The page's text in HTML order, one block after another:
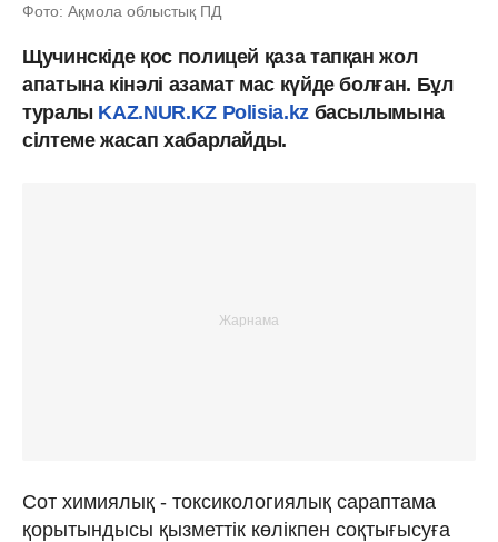
Фото: Ақмола облыстық ПД
Щучинскіде қос полицей қаза тапқан жол
апатына кінәлі азамат мас күйде болған. Бұл
туралы KAZ.NUR.KZ Polisia.kz басылымына
сілтеме жасап хабарлайды.
Сот химиялық - токсикологиялық сараптама
қорытындысы қызметтік көлікпен соқтығысуға